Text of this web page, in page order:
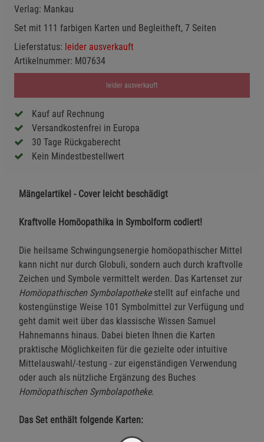
Verlag: Mankau
Set mit 111 farbigen Karten und Begleitheft, 7 Seiten
Lieferstatus: leider ausverkauft
Artikelnummer: M07634
leider ausverkauft
Kauf auf Rechnung
Versandkostenfrei in Europa
30 Tage Rückgaberecht
Kein Mindestbestellwert
Mängelartikel - Cover leicht beschädigt
Kraftvolle Homöopathika in Symbolform codiert!
Die heilsame Schwingungsenergie homöopathischer Mittel
kann nicht nur durch Globuli, sondern auch durch kraftvolle
Zeichen und Symbole vermittelt werden. Das Kartenset zur
Homöopathischen Symbolapothekestellt auf einfache und
kostengünstige Weise 101 Symbolmittel zur Verfügung und
geht damit weit über das klassische Wissen Samuel
Hahnemanns hinaus. Dabei bieten Ihnen die Karten
praktische Möglichkeiten für die gezielte oder intuitive
Mittelauswahl/-testung - zur eigenständigen Verwendung
oder auch als nützliche Ergänzung des Buches
Homöopathischen Symbolapotheke.
Das Set enthält folgende Karten: